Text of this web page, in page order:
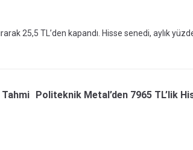
25,5 TL’den kapandı. Hisse senedi, aylık
Tahmi Politeknik Metal’den 7965 TL’lik